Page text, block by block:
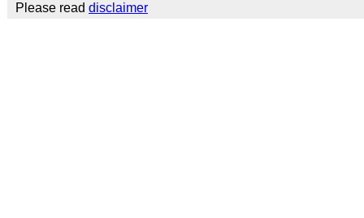
Please read disclaimer